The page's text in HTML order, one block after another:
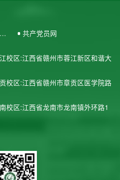
共产党员网
校区:江西省赣州市蓉江新区和谐大
校区:江西省赣州市章贡区医学院路
校区:江西省龙南市龙南镇外环路1